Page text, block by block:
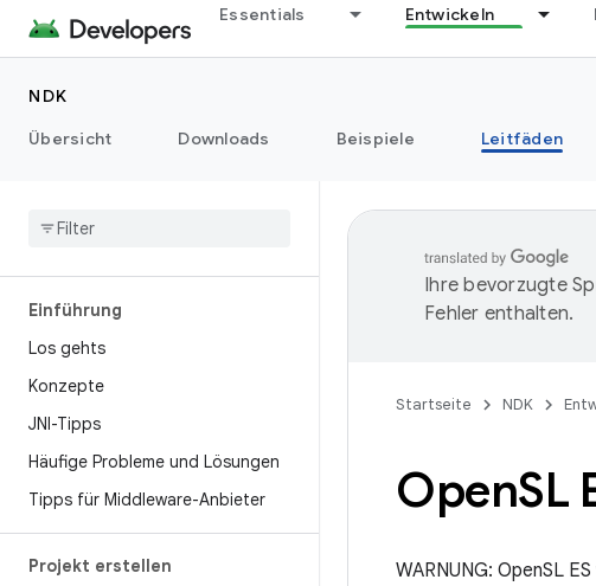
Essentials Entwickeln
NDK
Übersicht
Downloads Beispiele Leitfäden
Einführung
Los gehts
Konzepte
JNI-Tipps
Häufige Probleme und Lösungen
Tipps für Middleware-Anbieter
Projekt erstellen
Ihre bevorzugte
Fehler enthalten.
Startseite NDK
OpenSL
WARNUNG: OpenSL